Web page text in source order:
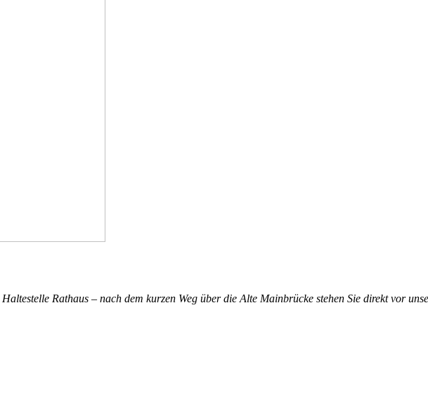
Rathaus – nach dem kurzen Weg über die Alte Mainbrücke stehen Sie direkt vor